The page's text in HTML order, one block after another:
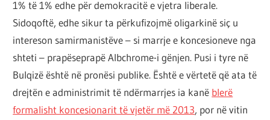
1% të 1% edhe për demokracitë e vjetra liberale.
Sidoqoftë, edhe sikur ta përkufizojmë oligarkinë siç u
intereson samirmanistëve – si marrje e koncesioneve nga
shteti – prapëseprapë Albchrome-i gënjen. Pusi i tyre në
Bulqizë është në pronësi publike. Është e vërtetë që ata të
drejtën e administrimit të ndërmarrjes ia kanë blerë
formalisht koncesionarit të vjetër më 2013, por në vitin